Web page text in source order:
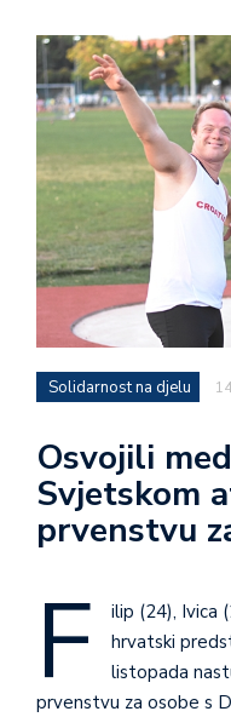
Solidarnost na djelu
Osvojili
Svjetskom
prvenstvu
F
ilip (24), Ivica
hrvatski
listopada
prvenstvu za osobe s